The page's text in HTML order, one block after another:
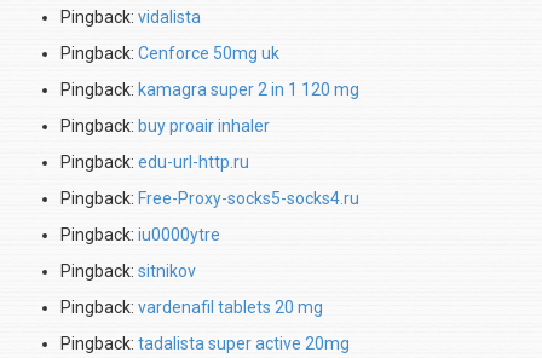
Pingback: vidalista
Pingback: Cenforce 50mg uk
Pingback: kamagra super 2 in 1 120 mg
Pingback: buy proair inhaler
Pingback: edu-url-http.ru
Pingback: Free-Proxy-socks5-socks4.ru
Pingback: iu0000ytre
Pingback: sitnikov
Pingback: vardenafil tablets 20 mg
Pingback: tadalista super active 20mg